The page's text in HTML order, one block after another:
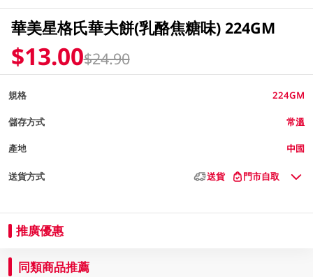
華美星格氏華夫餅(乳酪焦糖味) 224GM
$13.00$24.90
規格 224GM
儲存方式 常溫
產地 中國
送貨方式 送貨 門市自取
推廣優惠
同類商品推薦